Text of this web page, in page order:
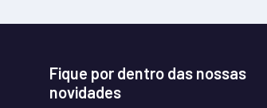
Fique por dentro das nossas
novidades